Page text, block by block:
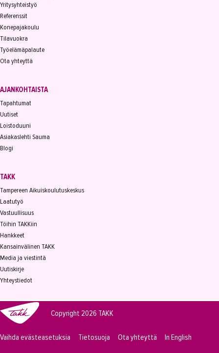
Yritysyhteistyö
Referenssit
Konepajakoulu
Tilavuokra
Työelämäpalaute
Ota yhteyttä
AJANKOHTAISTA
Tapahtumat
Uutiset
Loistoduuni
Asiakaslehti Sauma
Blogi
TAKK
Tampereen Aikuiskoulutuskeskus
Laatutyö
Vastuullisuus
Töihin TAKKiin
Hankkeet
Kansainvälinen TAKK
Media ja viestintä
Uutiskirje
Yhteystiedot
Copyright 2026 TAKK
Vaihda evästeasetuksia Tietosuoja Ota yhteyttä In English